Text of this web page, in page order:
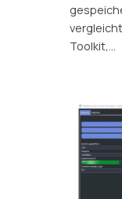
Toolkit,…